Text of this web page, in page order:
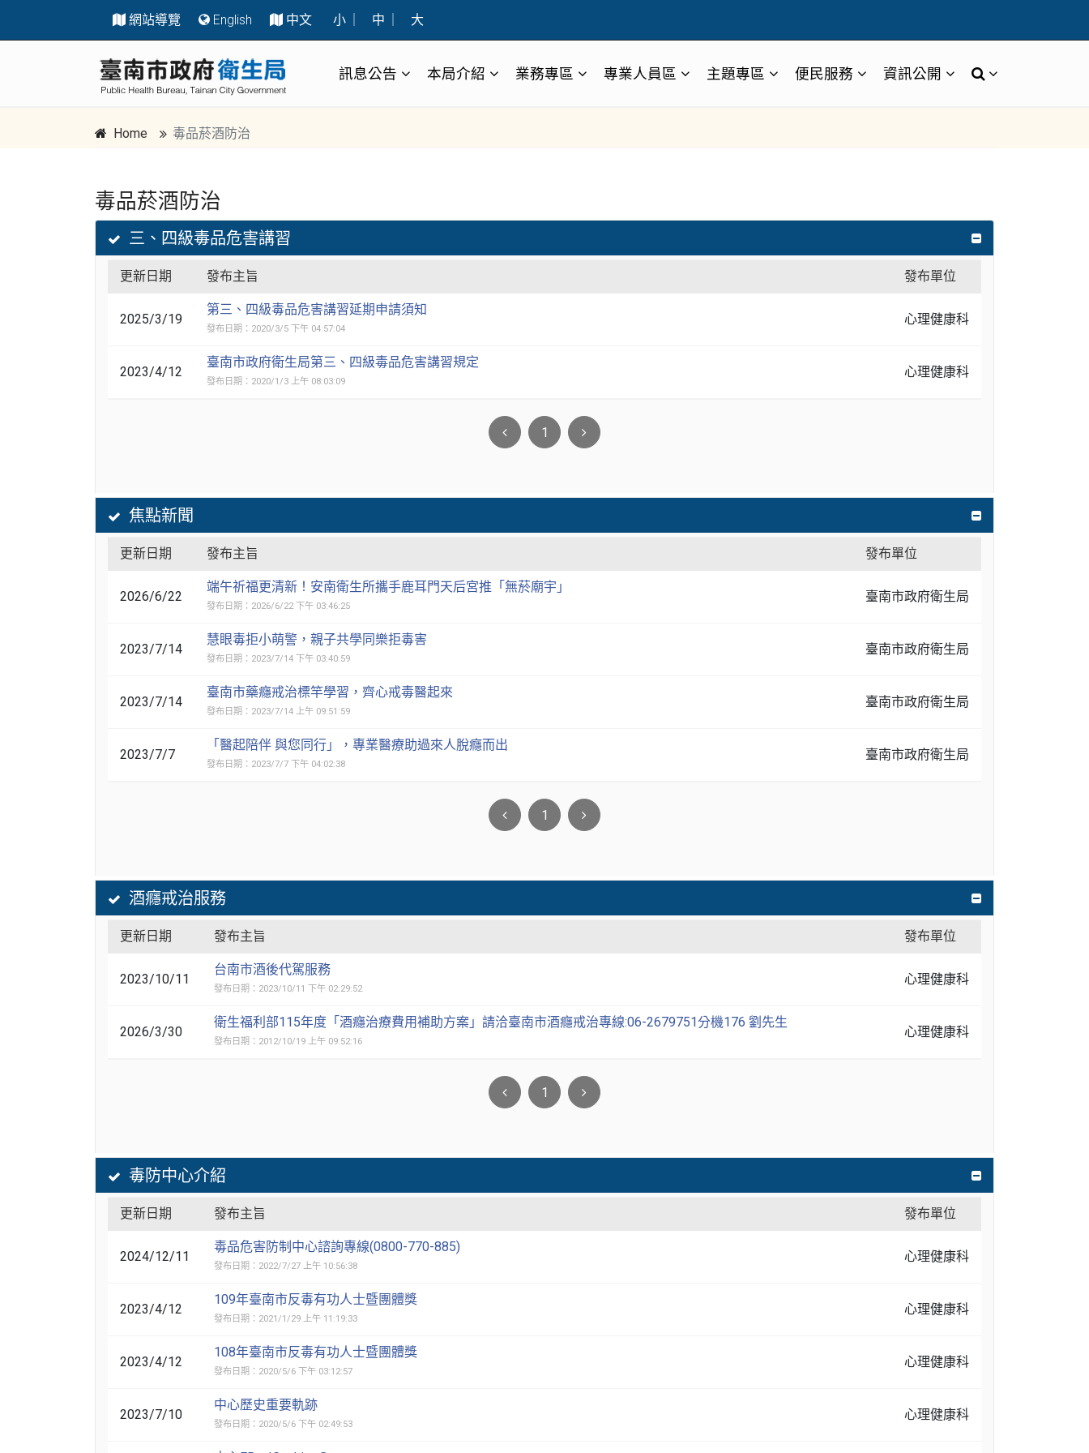
網站導覽 English 中文 小 中 大
訊息公告 本局介紹 業務專區 專業人員區 主題專區 便民服務 資訊公開
Home 毒品菸酒防治
跳到主要內容區塊毒品菸酒防治
三、四級毒品危害講習
更新日期 發布主旨 發布單位
2025/3/19
第三、四級毒品危害講習延期申請須知
發布日期：2020/3/5 下午 04:57:04
心理健康科
2023/4/12
臺南市政府衛生局第三、四級毒品危害講習規定
發布日期：2020/1/3 上午 08:03:09
心理健康科
1
焦點新聞
更新日期 發布主旨 發布單位
2026/6/22
端午祈福更清新！安南衛生所攜手鹿耳門天后宮推「無菸廟宇」
發布日期：2026/6/22 下午 03:46:25
臺南市政府衛生局
2023/7/14
慧眼毒拒小萌警，親子共學同樂拒毒害
發布日期：2023/7/14 下午 03:40:59
臺南市政府衛生局
2023/7/14
臺南市藥癮戒治標竿學習，齊心戒毒醫起來
發布日期：2023/7/14 上午 09:51:59
臺南市政府衛生局
2023/7/7
「醫起陪伴 與您同行」，專業醫療助過來人脫癮而出
發布日期：2023/7/7 下午 04:02:38
臺南市政府衛生局
1
酒癮戒治服務
更新日期 發布主旨 發布單位
2023/10/11
台南市酒後代駕服務
發布日期：2023/10/11 下午 02:29:52
心理健康科
2026/3/30
衛生福利部115年度「酒癮治療費用補助方案」請洽臺南市酒癮戒治專線:06-2679751分機176 劉先生
發布日期：2012/10/19 上午 09:52:16
心理健康科
1
毒防中心介紹
更新日期 發布主旨 發布單位
2024/12/11
毒品危害防制中心諮詢專線(0800-770-885)
發布日期：2022/7/27 上午 10:56:38
心理健康科
2023/4/12
109年臺南市反毒有功人士暨團體獎
發布日期：2021/1/29 上午 11:19:33
心理健康科
2023/4/12
108年臺南市反毒有功人士暨團體獎
發布日期：2020/5/6 下午 03:12:57
心理健康科
2023/7/10
中心歷史重要軌跡
發布日期：2020/5/6 下午 02:49:53
心理健康科